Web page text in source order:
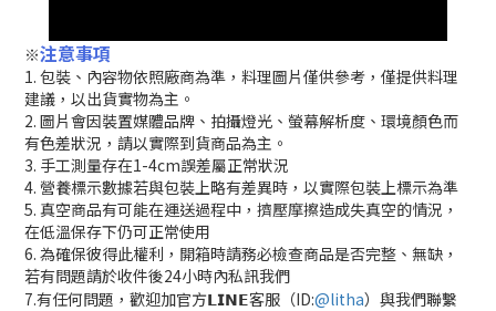
※注意事項
1. 包裝、內容物依照廠商為準，料理圖片僅供參考，僅提供料理
建議，以出貨實物為主。
2. 圖片會因裝置媒體品牌、拍攝燈光、螢幕解析度、環境顏色而
有色差狀況，請以實際到貨商品為主。
3. 手工測量存在1-4cm誤差屬正常狀況
4. 營養標示數據若與包裝上略有差異時，以實際包裝上標示為準
5. 真空商品有可能在運送過程中，擠壓摩擦造成失真空的情況，
在低溫保存下仍可正常使用
6. 為確保彼得此權利，開箱時請務必檢查商品是否完整、無缺，
若有問題請於收件後24小時內私訊我們
7.有任何問題，歡迎加官方𝗟𝗜𝗡𝗘客服（ID:@litha）與我們聯繫